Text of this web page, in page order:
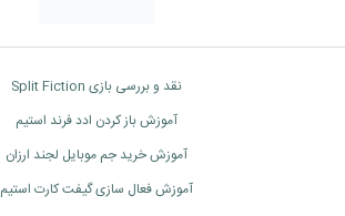
نقد و بررسی بازی Split Fiction
آموزش باز کردن ادد فرند استیم
آموزش خرید جم موبایل لجند ارزان
آموزش فعال سازی گیفت کارت استیم